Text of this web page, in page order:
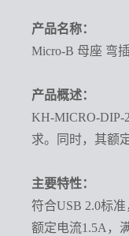
产品名称：
Micro-B 母座 弯
产品概述：
KH-MICRO-DIP-
求。同时，其额
主要特性：
符合USB 2.0标准
额定电流1.5A，